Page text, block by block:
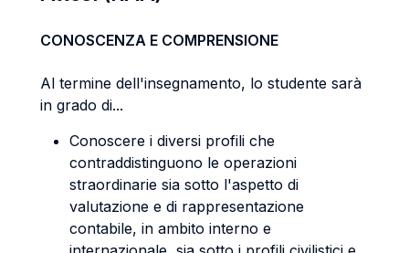
CONOSCENZA E COMPRENSIONE
Al termine dell'insegnamento, lo studente sarà
in grado di...
Conoscere i diversi profili che
contraddistinguono le operazioni
straordinarie sia sotto l'aspetto di
valutazione e di rappresentazione
contabile, in ambito interno e